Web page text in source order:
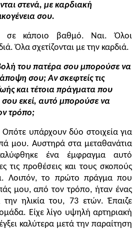
στενά, με καρδιακή
σου.
κάποιο βαθμό. Ναι. Όλοι
Όλα σχετίζονται με την καρδιά.
του πατέρα σου μπορούσε να
σου; Αν σκεφτείς τις
και τέτοια πράγματα που
σου εκεί, αυτό μπορούσε να
τρόπο;
Οπότε υπάρχουν δύο στοιχεία για
μου. Αυστηρά στα μεταθανάτια
αλύφθηκε ένα έμφραγμα αυτό
τις προθέσεις και τους σκοπούς
Λοιπόν, το πρώτο πράγμα που
ςμου, από τον τρόπο, ήταν ένας
την ηλικία του, 73 ετών.Έπαιζε
Είχελίγο υψηλή αρτηριακή
καλύτερα μετά την παραίτηση